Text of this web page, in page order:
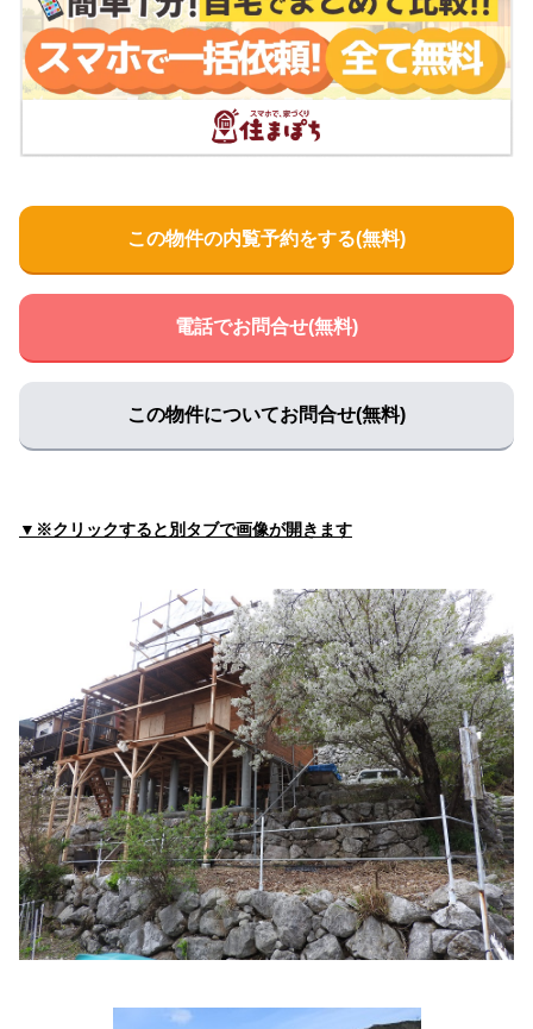
この物件の内覧予約をする(無料)
電話でお問合せ(無料)
この物件についてお問合せ(無料)
▼※クリックすると別タブで画像が開きます